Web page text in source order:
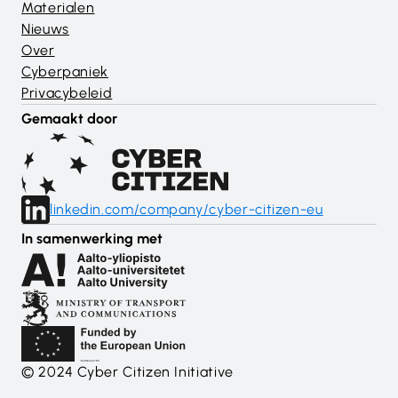
Materialen
Nieuws
Over
Cyberpaniek
Privacybeleid
Gemaakt door
linkedin.com/company/cyber-citizen-eu
In samenwerking met
© 2024 Cyber Citizen Initiative